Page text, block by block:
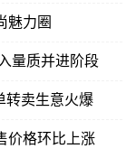
魅力圈
量质并进阶段
转卖生意火爆
价格环比上涨